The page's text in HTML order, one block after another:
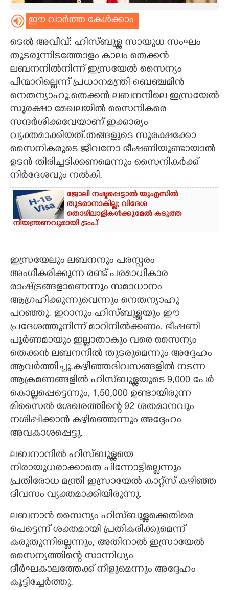
CARTOONS
LITERATURE
ZOOM
ഈ വാർത്ത കേൾക്കാം
ടെൽ അവീവ്: ഹിസ്ബുള്ള സായുധ സംഘം
തുടരുന്നിടത്തോളം കാലം തെക്കൻ
ലബനനിൽനിന്ന് ഇസ്രയേൽ സൈന്യം
പിന്മാറില്ലെന്ന് പ്രധാനമന്ത്രി ബെഞ്ചമിൻ
നെതന്യാഹു.തെക്കൻ ലബനനിലെ ഇസ്രയേൽ
സുരക്ഷാ മേഖലയിൽ സൈനികരെ
സന്ദർശിക്കവേയാണ് ഇക്കാര്യം
വ്യക്തമാക്കിയത്.തങ്ങളുടെ സുരക്ഷക്കോ
സൈനികരുടെ ജീവനോ ഭീഷണിയുണ്ടായാൽ
ഉടൻ തിരിച്ചടിക്കണമെന്നും സൈനികർക്ക്
നിർദേശവും നൽകി.
ജോലി നഷ്ടപ്പെട്ടാൽ യുഎസിൽ
തുടരാനാകില്ല; വിദേശ
തൊഴിലാളികൾക്കുമേൽ കടുത്ത
നിയന്ത്രണവുമായി ട്രംപ്‌
ഇസ്രയേലും ലബനനും പരസ്പരം
അംഗീകരിക്കുന്ന രണ്ട് പരമാധികാര
രാഷ്ട്രങ്ങളാണെന്നും സമാധാനം
ആഗ്രഹിക്കുന്നുവെന്നും നെതന്യാഹു
പറഞ്ഞു. ഇറാനും ഹിസ്ബുള്ളയും ഈ
പ്രദേശത്തുനിന്ന് മാറിനിൽക്കണം. ഭീഷണി
പൂർണമായും ഇല്ലാതാകും വരെ സൈന്യം
തെക്കൻ ലബനനിൽ തുടരുമെന്നും അദ്ദേഹം
ആവർത്തിച്ചു.കഴിഞ്ഞദിവസങ്ങളിൽ നടന്ന
ആക്രമണങ്ങളിൽ ഹിസ്ബുള്ളയുടെ 9,000 പേർ
കൊല്ലപ്പെട്ടെന്നും, 1,50,000 ഉണ്ടായിരുന്ന
മിസൈൽ ശേഖരത്തിന്റെ 92 ശതമാനവും
നശിപ്പിക്കാൻ കഴിഞ്ഞെന്നും അദ്ദേഹം
അവകാശപ്പെട്ടു.
ലബനാനിൽ ഹിസ്ബുള്ളയെ
നിരായുധരാക്കാതെ പിന്നോട്ടില്ലെന്നും
പ്രതിരോധ മന്ത്രി ഇസ്രായേൽ കാറ്റ്സ് കഴിഞ്ഞ
ദിവസം വ്യക്തമാക്കിയിരുന്നു.
ലബനാൻ സൈന്യം ഹിസ്ബുള്ളക്കെതിരെ
പെട്ടെന്ന് ശക്തമായി പ്രതികരിക്കുമെന്ന്
കരുതുന്നില്ലെന്നും, അതിനാൽ ഇസ്രായേൽ
സൈന്യത്തിന്റെ സാന്നിധ്യം
ദീർഘകാലത്തേക്ക് നീളുമെന്നും അദ്ദേഹം
കൂട്ടിച്ചേർത്തു.